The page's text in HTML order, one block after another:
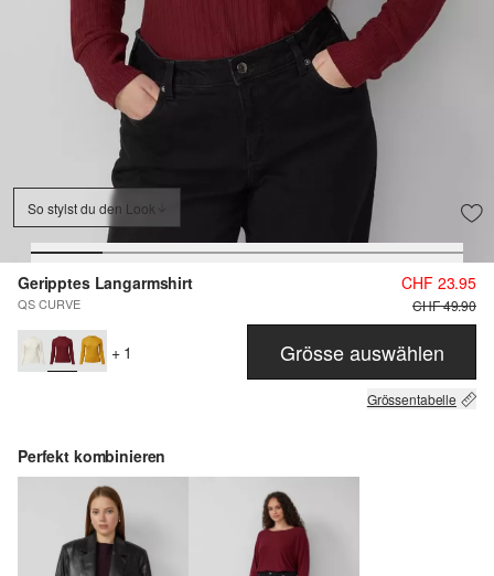
So stylst du den Look
Geripptes Langarmshirt
QS CURVE
CHF 23.95
CHF 49.90
+ 1 Grösse auswählen
Grössentabelle
Perfekt kombinieren